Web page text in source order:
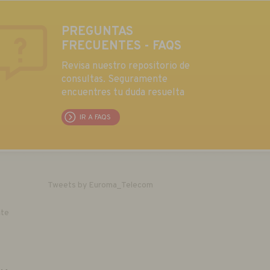
PREGUNTAS
FRECUENTES - FAQS
Revisa nuestro repositorio de
consultas. Seguramente
encuentres tu duda resuelta
IR A FAQS
Tweets by Euroma_Telecom